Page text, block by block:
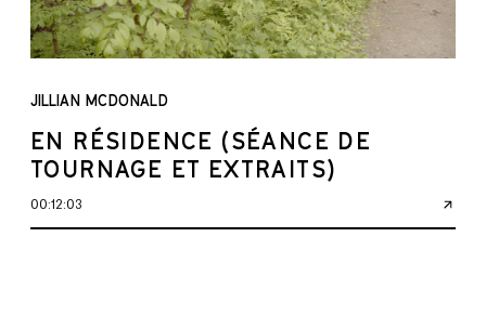
JILLIAN MCDONALD
EN RÉSIDENCE (SÉANCE DE
TOURNAGE ET EXTRAITS)
00:12:03